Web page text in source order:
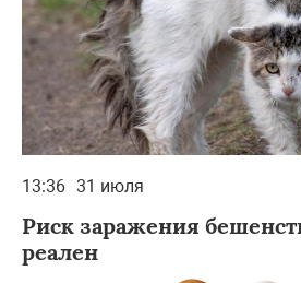
13:36 31 июля
Риск заражения
реален